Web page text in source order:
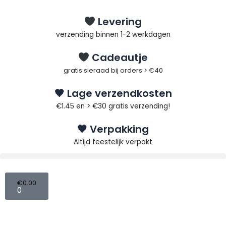
Levering
verzending binnen 1-2 werkdagen
Cadeautje
gratis sieraad bij orders > €40
🖤 Lage verzendkosten
€1.45 en > €30 gratis verzending!
🖤 Verpakking
Altijd feestelijk verpakt
€0.00
0
Winkelwagen